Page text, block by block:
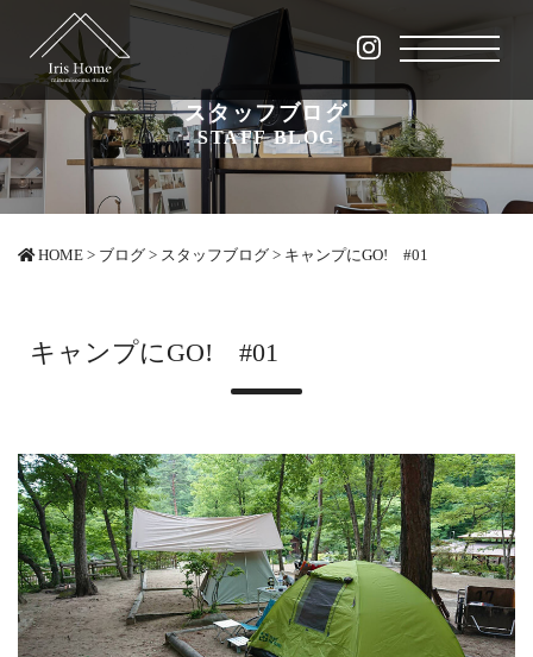
スタッフブログ
STAFF BLOG
HOME > ブログ > スタッフブログ > キャンプにGO! #01
キャンプにGO! #01